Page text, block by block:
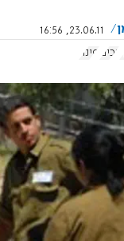
23.06.11, 16:56
נכים פינוי